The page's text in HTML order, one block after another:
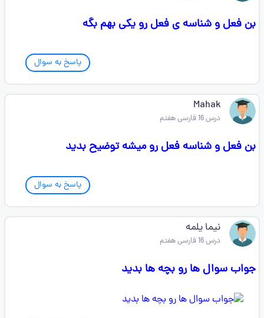
بن فعل و شناسه ی فعل رو یکی بهم بگه
پاسخ به سوال
Mahak
درس 16 فارسی هفتم
بن فعل و شناسه فعل رو میشه توضیح بدید
پاسخ به سوال
نیما یلمه
درس 16 فارسی هفتم
جواب سوال ها رو بچه ها بدید